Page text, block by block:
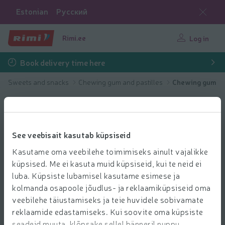
See veebisait kasutab küpsiseid
Kasutame oma veebilehe toimimiseks ainult vajalikke
küpsised. Me ei kasuta muid küpsiseid, kui te neid ei
luba. Küpsiste lubamisel kasutame esimese ja
kolmanda osapoole jõudlus- ja reklaamiküpsiseid oma
veebilehe täiustamiseks ja teie huvidele sobivamate
reklaamide edastamiseks. Kui soovite oma küpsiste
Estonian Русский
Rimi.ee Log in
Book delivery time here
Sweets and snacks Chewing gum and pastilles Chewing gum